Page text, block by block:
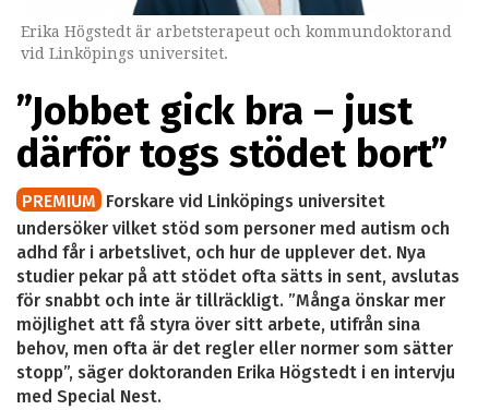
Erika Högstedt är arbetsterapeut och kommundoktorand
vid Linköpings universitet.
”Jobbet gick bra – just
därför togs stödet bort”
PREMIUM Forskare vid Linköpings universitet
undersöker vilket stöd som personer med autism och
adhd får i arbetslivet, och hur de upplever det. Nya
studier pekar på att stödet ofta sätts in sent, avslutas
för snabbt och inte är tillräckligt. ”Många önskar mer
möjlighet att få styra över sitt arbete, utifrån sina
behov, men ofta är det regler eller normer som sätter
stopp”, säger doktoranden Erika Högstedt i en intervju
med Special Nest.